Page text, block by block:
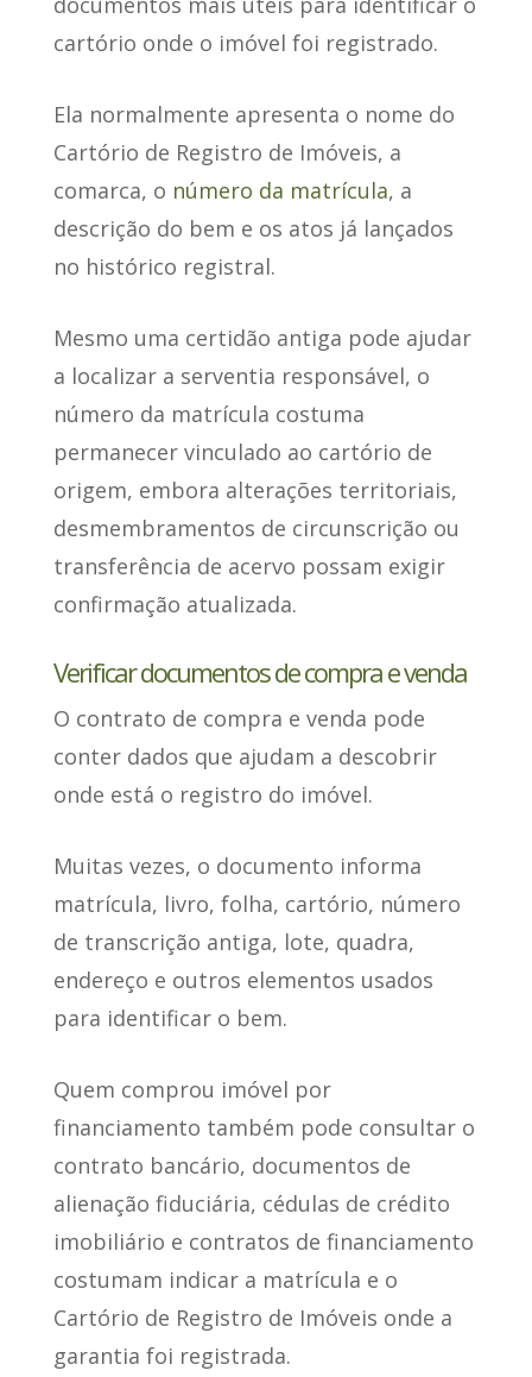
cartório onde o imóvel foi registrado.
Ela normalmente apresenta o nome do
Cartório de Registro de Imóveis, a
comarca, o número da matrícula, a
descrição do bem e os atos já lançados
no histórico registral.
Mesmo uma certidão antiga pode ajudar
a localizar a serventia responsável, o
número da matrícula costuma
permanecer vinculado ao cartório de
origem, embora alterações territoriais,
desmembramentos de circunscrição ou
transferência de acervo possam exigir
confirmação atualizada.
Verificar documentos de compra e venda
O contrato de compra e venda pode
conter dados que ajudam a descobrir
onde está o registro do imóvel.
Muitas vezes, o documento informa
matrícula, livro, folha, cartório, número
de transcrição antiga, lote, quadra,
endereço e outros elementos usados
para identificar o bem.
Quem comprou imóvel por
financiamento também pode consultar o
contrato bancário, documentos de
alienação fiduciária, cédulas de crédito
imobiliário e contratos de financiamento
costumam indicar a matrícula e o
Cartório de Registro de Imóveis onde a
garantia foi registrada.